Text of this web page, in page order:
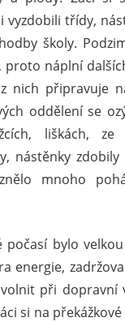
vyzdobili třídy,
školy.
proto náplní
nich připravuje
oddělení se
liškách,
nástěnky
mnoho
počasí bylo
energie,
při dopravní
si na